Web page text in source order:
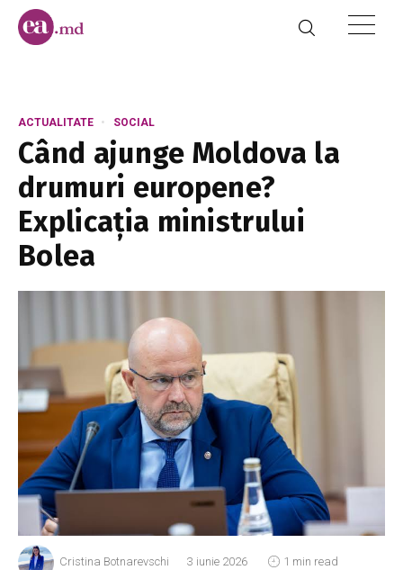
ACTUALITATE SOCIAL
Când ajunge Moldova la
drumuri europene?
Explicația ministrului
Bolea
Cristina Botnarevschi 3 iunie 2026 1 min read